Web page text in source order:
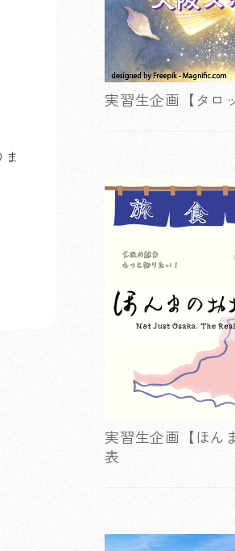
実習生企画【タロ
実習生企画【ほん
表